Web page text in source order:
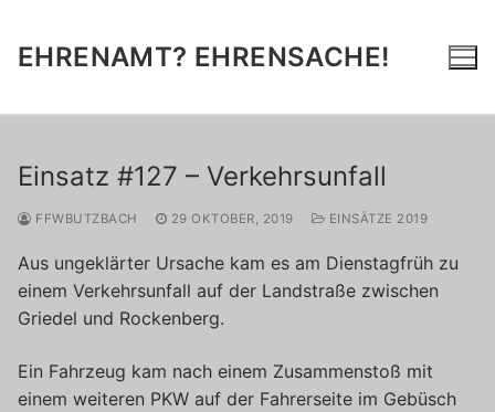
springen
EHRENAMT? EHRENSACHE!
Einsatz #127 – Verkehrsunfall
FFWBUTZBACH 29 OKTOBER, 2019 EINSÄTZE 2019
Aus ungeklärter Ursache kam es am Dienstagfrüh zu
einem Verkehrsunfall auf der Landstraße zwischen
Griedel und Rockenberg.
Ein Fahrzeug kam nach einem Zusammenstoß mit
einem weiteren PKW auf der Fahrerseite im Gebüsch